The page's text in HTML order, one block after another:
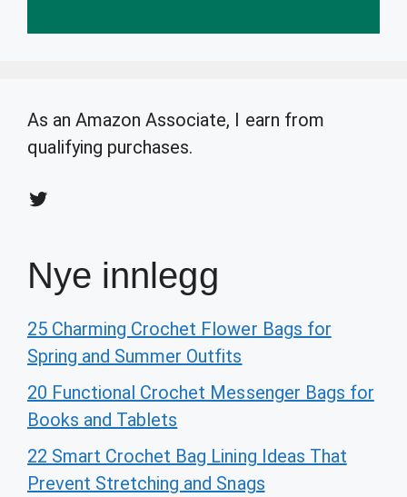
As an Amazon Associate, I earn from
qualifying purchases.
Twitter
Nye innlegg
25 Charming Crochet Flower Bags for
Spring and Summer Outfits
20 Functional Crochet Messenger Bags for
Books and Tablets
22 Smart Crochet Bag Lining Ideas That
Prevent Stretching and Snags